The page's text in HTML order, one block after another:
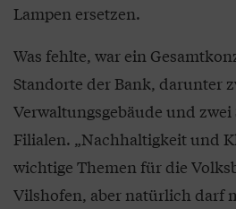
Lampen ersetzen.
Was fehlte, war ein
Standorte der Bank, darunter
Verwaltungsgebäude und
Filialen. „Nachhaltigkeit und
wichtige Themen für die
Vilshofen, aber natürlich darf